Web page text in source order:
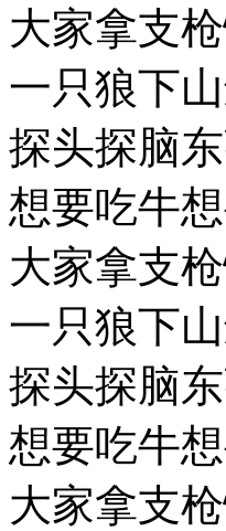
大家拿支
一只狼下
探头探脑
想要吃牛
大家拿支
一只狼下
探头探脑
想要吃牛
大家拿支